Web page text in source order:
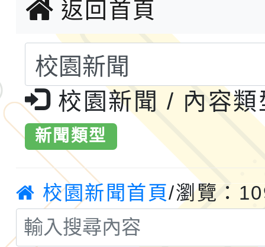
小時認證研習計畫」
義教育推展貢獻獎」實
轉知桃園市政府交通局
共運輸服務，鼓勵民眾
桃「我的減碳存摺2.0
案，詳如說明，請參閱
115年第二屆全國原住
2026年新北亞洲盃暨
鐵人三項錦標賽
桃園市115學年度學生
「2026年『王牌愛／
運動系列徵選頒獎典禮
成果展」
2026城鎮韌性防空演習
桃園市大溪自造教育及
返回首頁
校園新聞 / 內容類
新聞類型
校園新聞首頁/瀏覽：